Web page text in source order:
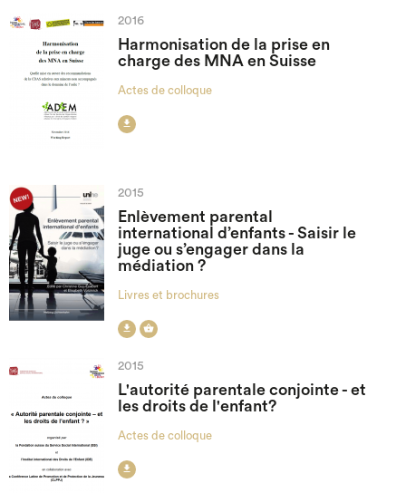
2016
Harmonisation de la prise en
charge des MNA en Suisse
Actes de colloque

2015
Enlèvement parental
international d’enfants - Saisir le
juge ou s’engager dans la
médiation ?
Livres et brochures
 
2015
L'autorité parentale conjointe - et
les droits de l'enfant?
Actes de colloque
